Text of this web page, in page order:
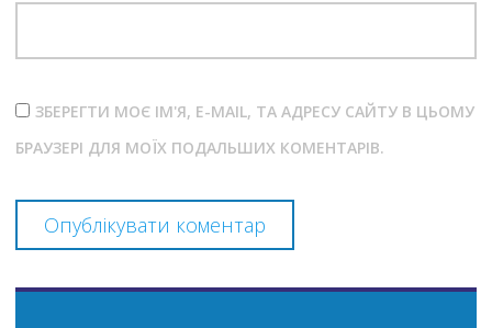
ЗБЕРЕГТИ МОЄ ІМ'Я, E-MAIL, ТА АДРЕСУ САЙТУ В ЦЬОМУ
БРАУЗЕРІ ДЛЯ МОЇХ ПОДАЛЬШИХ КОМЕНТАРІВ.